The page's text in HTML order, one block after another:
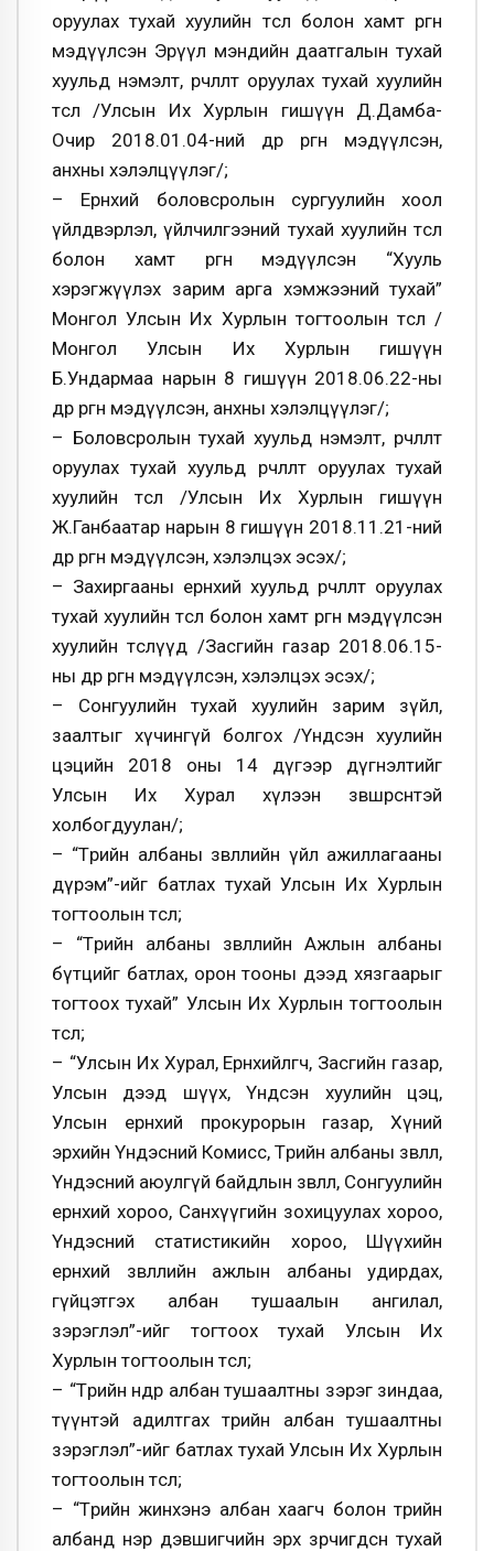
оруулах тухай хуулийн төсөл болон хамт өргөн
мэдүүлсэн Эрүүл мэндийн даатгалын тухай
хуульд нэмэлт, өөрчлөлт оруулах тухай хуулийн
төсөл /Улсын Их Хурлын гишүүн Д.Дамба-
Очир 2018.01.04-ний өдөр өргөн мэдүүлсэн,
анхны хэлэлцүүлэг/;
– Ерөнхий боловсролын сургуулийн хоол
үйлдвэрлэл, үйлчилгээний тухай хуулийн төсөл
болон хамт өргөн мэдүүлсэн “Хууль
хэрэгжүүлэх зарим арга хэмжээний тухай”
Монгол Улсын Их Хурлын тогтоолын төсөл /
Монгол Улсын Их Хурлын гишүүн
Б.Ундармаа нарын 8 гишүүн 2018.06.22-ны
өдөр өргөн мэдүүлсэн, анхны хэлэлцүүлэг/;
– Боловсролын тухай хуульд нэмэлт, өөрчлөлт
оруулах тухай хуульд өөрчлөлт оруулах тухай
хуулийн төсөл /Улсын Их Хурлын гишүүн
Ж.Ганбаатар нарын 8 гишүүн 2018.11.21-ний
өдөр өргөн мэдүүлсэн, хэлэлцэх эсэх/;
– Захиргааны ерөнхий хуульд өөрчлөлт оруулах
тухай хуулийн төсөл болон хамт өргөн мэдүүлсэн
хуулийн төслүүд /Засгийн газар 2018.06.15-
ны өдөр өргөн мэдүүлсэн, хэлэлцэх эсэх/;
– Сонгуулийн тухай хуулийн зарим зүйл,
заалтыг хүчингүй болгох /Үндсэн хуулийн
цэцийн 2018 оны 14 дүгээр дүгнэлтийг
Улсын Их Хурал хүлээн зөвшөөрсөнтэй
холбогдуулан/;
– “Төрийн албаны зөвлөлийн үйл ажиллагааны
дүрэм”-ийг батлах тухай Улсын Их Хурлын
тогтоолын төсөл;
– “Төрийн албаны зөвлөлийн Ажлын албаны
бүтцийг батлах, орон тооны дээд хязгаарыг
тогтоох тухай” Улсын Их Хурлын тогтоолын
төсөл;
– “Улсын Их Хурал, Ерөнхийлөгч, Засгийн газар,
Улсын дээд шүүх, Үндсэн хуулийн цэц,
Улсын ерөнхий прокурорын газар, Хүний
эрхийн Үндэсний Комисс, Төрийн албаны зөвлөл,
Үндэсний аюулгүй байдлын зөвлөл, Сонгуулийн
ерөнхий хороо, Санхүүгийн зохицуулах хороо,
Үндэсний статистикийн хороо, Шүүхийн
ерөнхий зөвлөлийн ажлын албаны удирдах,
гүйцэтгэх албан тушаалын ангилал,
зэрэглэл”-ийг тогтоох тухай Улсын Их
Хурлын тогтоолын төсөл;
– “Төрийн өндөр албан тушаалтны зэрэг зиндаа,
түүнтэй адилтгах төрийн албан тушаалтны
зэрэглэл”-ийг батлах тухай Улсын Их Хурлын
тогтоолын төсөл;
– “Төрийн жинхэнэ албан хаагч болон төрийн
албанд нэр дэвшигчийн эрх зөрчигдсөн тухай